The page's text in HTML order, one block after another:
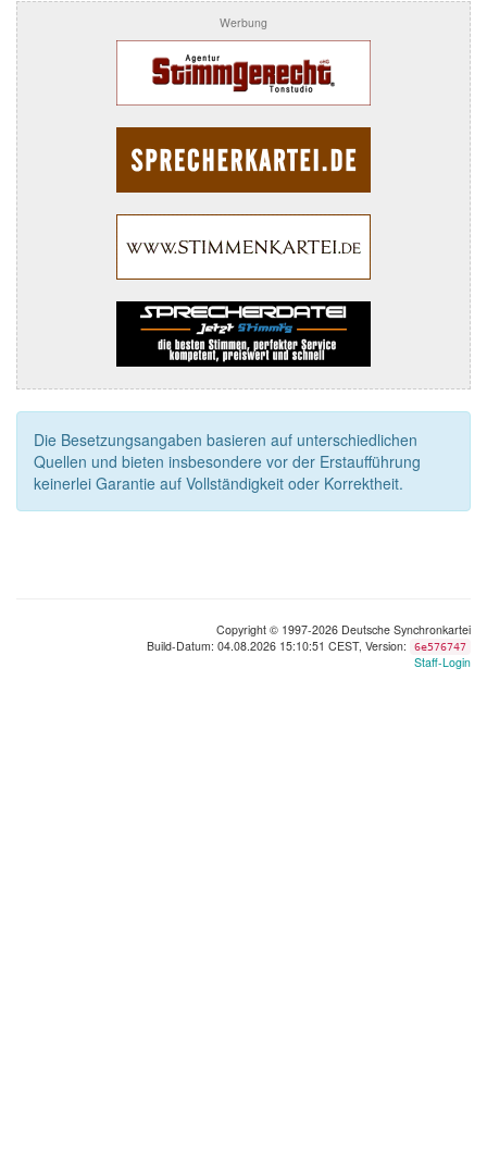
Werbung
Die Besetzungsangaben basieren auf unterschiedlichen
Quellen und bieten insbesondere vor der Erstaufführung
keinerlei Garantie auf Vollständigkeit oder Korrektheit.
Copyright © 1997-2026 Deutsche Synchronkartei
Build-Datum: 04.08.2026 15:10:51 CEST, Version:
6e576747
Staff-Login